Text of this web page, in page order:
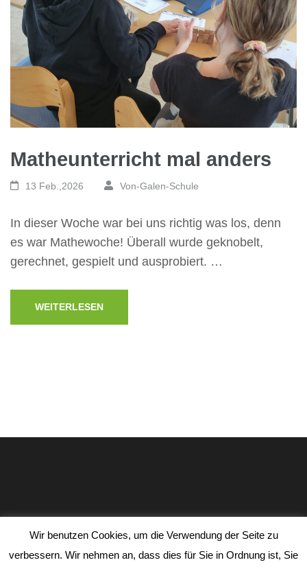
Matheunterricht mal anders
13 Feb.,2026 Von-Galen-Schule
In dieser Woche war bei uns richtig was los, denn
es war Mathewoche! Überall wurde geknobelt,
gerechnet, gespielt und ausprobiert. …
WEITERLESEN
School Zone | Entwickelt von Rara Theme
. Präsentiert von
WordPress
Wir benutzen Cookies, um die Verwendung der Seite zu
verbessern. Wir nehmen an, dass dies für Sie in Ordnung ist, Sie